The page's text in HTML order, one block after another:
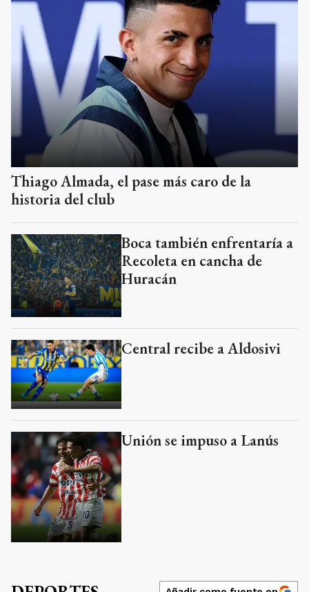
Thiago Almada, el pase más caro de la
historia del club
Boca también enfrentaría a
Recoleta en cancha de
Huracán
Central recibe a Aldosivi
Unión se impuso a Lanús